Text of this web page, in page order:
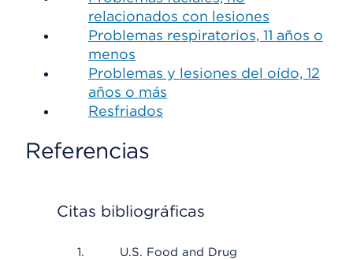
relacionados con lesiones
Problemas respiratorios, 11 años o
menos
Problemas y lesiones del oído, 12
años o más
Resfriados
Referencias
Citas bibliográficas
U.S. Food and Drug